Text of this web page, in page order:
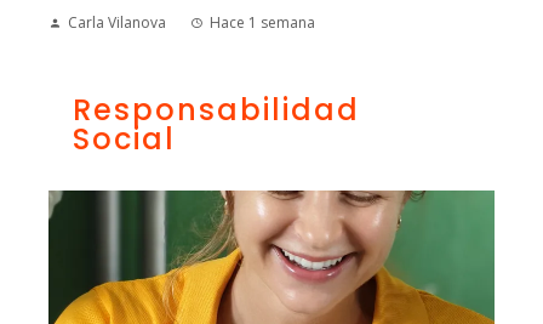
Carla Vilanova Hace 1 semana
Responsabilidad
Social